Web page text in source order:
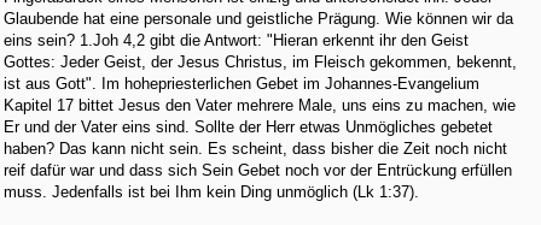
Glaubende hat eine personale und geistliche Prägung. Wie können wir da
eins sein? 1.Joh 4,2 gibt die Antwort: "Hieran erkennt ihr den Geist
Gottes: Jeder Geist, der Jesus Christus, im Fleisch gekommen, bekennt,
ist aus Gott". Im hohepriesterlichen Gebet im Johannes-Evangelium
Kapitel 17 bittet Jesus den Vater mehrere Male, uns eins zu machen, wie
Er und der Vater eins sind. Sollte der Herr etwas Unmögliches gebetet
haben? Das kann nicht sein. Es scheint, dass bisher die Zeit noch nicht
reif dafür war und dass sich Sein Gebet noch vor der Entrückung erfüllen
muss. Jedenfalls ist bei Ihm kein Ding unmöglich (Lk 1:37).